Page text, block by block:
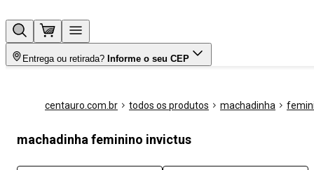
Entrega ou retirada? Informe o seu CEP
centauro.com.br todos os produtos machadinha
machadinha feminino invictus